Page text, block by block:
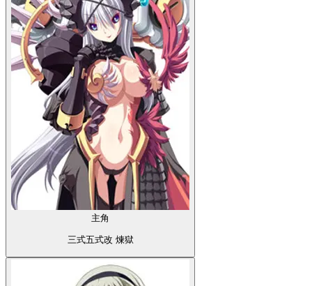
主角
三式五式改 煉獄